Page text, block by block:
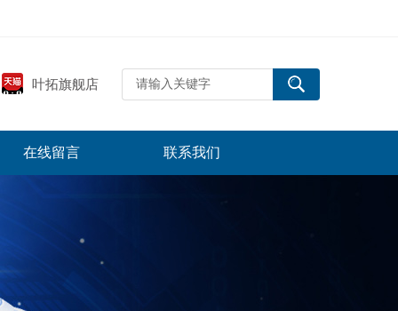
叶拓旗舰店
在线留言 联系我们